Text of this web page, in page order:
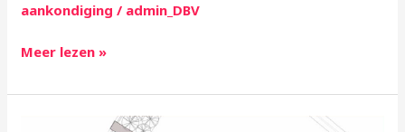
aankondiging / admin_DBV
Meer lezen »